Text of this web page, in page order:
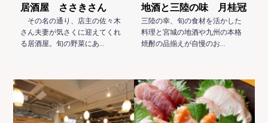
居酒屋 ささきさん
その名の通り、店主の佐々木
さん夫妻が気さくに迎えてくれ
る居酒屋。旬の野菜にあ…
地酒と三陸の味 月桂冠
三陸の幸、旬の食材を活かした
料理と宮城の地酒や九州の本格
焼酎の品揃えが自慢のお…